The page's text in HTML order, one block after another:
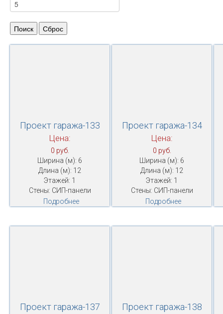
Проект гаража-133
Цена:
0 руб.
Ширина (м): 6
Длина (м): 12
Этажей: 1
Стены: СИП-панели
Подробнее
Проект гаража-134
Цена:
0 руб.
Ширина (м): 6
Длина (м): 12
Этажей: 1
Стены: СИП-панели
Подробнее
Проект гаража-137 Проект гаража-138